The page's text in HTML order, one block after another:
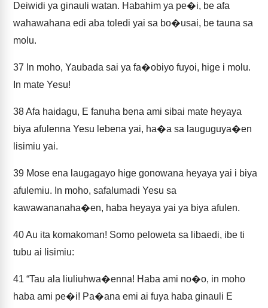
Deiwidi ya ginauli watan. Habahim ya pe�i, be afa
wahawahana edi aba toledi yai sa bo�usai, be tauna sa
molu.
37 In moho, Yaubada sai ya fa�obiyo fuyoi, hige i molu.
In mate Yesu!
38Afa haidagu, E fanuha bena ami sibai mate heyaya
biya afulenna Yesu lebena yai, ha�a sa lauguguya�en
lisimiu yai.
39 Mose ena laugagayo hige gonowana heyaya yai i biya
afulemiu. In moho, safalumadi Yesu sa
kawawananaha�en, haba heyaya yai ya biya afulen.
40Au ita komakoman! Somo peloweta sa libaedi, ibe ti
tubu ai lisimiu:
41 “Tau ala liuliuhwa�enna! Haba ami no�o, in moho
haba ami pe�i! Pa�ana emi ai fuya haba ginauli E